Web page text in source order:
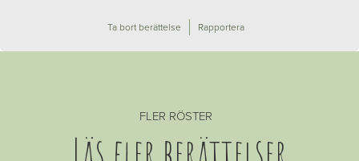
Ta bort berättelse Rapportera
FLER RÖSTER